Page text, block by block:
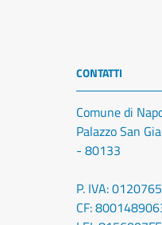
CONTATTI
Comune di
Palazzo San
- 80133
P. IVA:
CF: